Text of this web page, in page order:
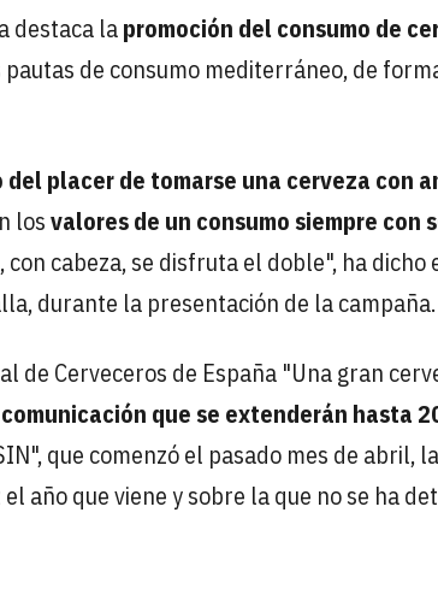
destaca lapromoción del consumo de
de consumo mediterráneo, de
placer de tomarse una cerveza con
losvalores de un consumo siempre con
cabeza, se disfruta el doble", ha
durante la presentación de la campaña.
de Cerveceros de España "Una gran
que se extenderán hasta
que comenzó el pasado mes de abril,
año que viene y sobre la que no se ha